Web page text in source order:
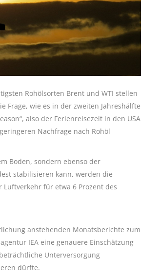
Rohölsorten Brent und WTI stellen
Frage, wie es in der zweiten Jahreshälfte
also der Ferienreisezeit in den USA
Nachfrage nach Rohöl
Boden, sondern ebenso der
stabilisieren kann, werden die
für etwa 6 Prozent des
anstehenden Monatsberichte zum
IEA eine genauere Einschätzung
Unterversorgung
dürfte.